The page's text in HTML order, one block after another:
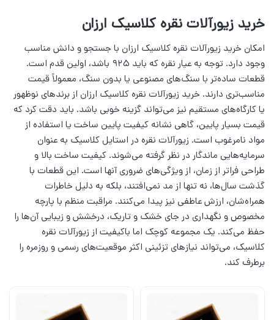
خرید زیورآلات نقره کلاسیک ارزان
امکان خرید زیورآلات نقره کلاسیک ارزان با جستجو و دانش مناسب
وجود دارد. توجه به عیار نقره که باید ۹۲۵ باشد، اولین قدم است.
قطعات ساده‌تر با سنگ‌های مصنوعی یا بدون سنگ، معمولاً قیمت
مناسب‌تری دارند. خرید زیورآلات نقره کلاسیک ارزان از برندهای نوظهور
یا کارگاه‌های مستقیم نیز می‌تواند گزینه خوبی باشد. باید دقت کرد که
قیمت بسیار پایین، گاهی نشانه کیفیت پایین ساخت یا استفاده از
مواد نامرغوب است. زیورآلات نقره در استایل کلاسیک به عنوان
سرمایه‌هایی ماندگار در نظر گرفته می‌شوند. کیفیت ساخت بالا و
طراحی فراتر از زمان، از ویژگی‌های ضروری آنها است. این قطعات با
گذشت سال‌ها، نه تنها از مد نمی‌افتند، بلکه به دلیل خاطرات
همراه‌شان، ارزش عاطفی نیز پیدا می‌کنند. مراقبت منظم با پارچه
مخصوص و نگهداری در جای خشک و تاریک، درخشش و زیبایی آن‌ها را
حفظ می‌کند. یک مجموعه کوچک اما باکیفیت از زیورآلات نقره
کلاسیک، می‌تواند نیازهای تزئینی اکثر موقعیت‌های رسمی و روزمره را
برطرف کند.